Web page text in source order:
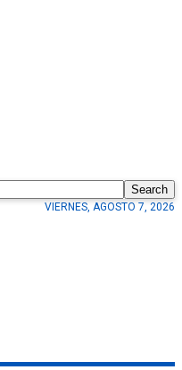
Search
VIERNES, AGOSTO 7, 2026